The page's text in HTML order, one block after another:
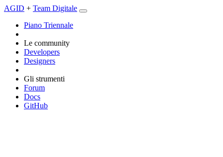
AGID + Team Digitale
Piano Triennale
Le community
Developers
Designers
Gli strumenti
Forum
Docs
GitHub